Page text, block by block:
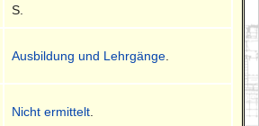
S.
Ausbildung und Lehrgänge
Nicht ermittelt